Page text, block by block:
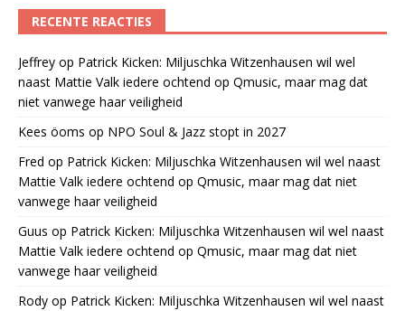
RECENTE REACTIES
Jeffrey op Patrick Kicken: Miljuschka Witzenhausen wil wel
naast Mattie Valk iedere ochtend op Qmusic, maar mag dat
niet vanwege haar veiligheid
Kees öoms op NPO Soul & Jazz stopt in 2027
Fred op Patrick Kicken: Miljuschka Witzenhausen wil wel naast
Mattie Valk iedere ochtend op Qmusic, maar mag dat niet
vanwege haar veiligheid
Guus op Patrick Kicken: Miljuschka Witzenhausen wil wel naast
Mattie Valk iedere ochtend op Qmusic, maar mag dat niet
vanwege haar veiligheid
Rody op Patrick Kicken: Miljuschka Witzenhausen wil wel naast